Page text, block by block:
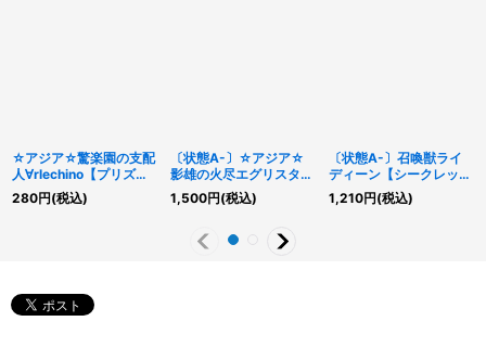
☆アジア☆驚楽園の支配
人∀rlechino【プリズマ
ティックシークレット】
{アジアLIOV-JP006}
280円(税込)
〔状態A-〕☆アジア☆
影雄の火尽エグリスタ
【シークレットパラレ
ル】{アジアTW03-
1,500円(税込)
〔状態A-〕召喚獣ライ
ディーン【シークレッ
ト】{SLF1-JP023}《融
合》
1,210円(税込)